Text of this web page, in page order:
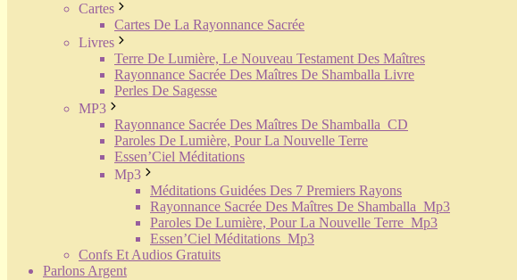
Cartes
Cartes De La Rayonnance Sacrée
Livres
Terre De Lumière, Le Nouveau Testament Des Maîtres
Rayonnance Sacrée Des Maîtres De Shamballa Livre
Perles De Sagesse
MP3
Rayonnance Sacrée Des Maîtres De Shamballa_CD
Paroles De Lumière, Pour La Nouvelle Terre
Essen’Ciel Méditations
Mp3
Méditations Guidées Des 7 Premiers Rayons
Rayonnance Sacrée Des Maîtres De Shamballa_Mp3
Paroles De Lumière, Pour La Nouvelle Terre_Mp3
Essen’Ciel Méditations_Mp3
Confs Et Audios Gratuits
Parlons Argent